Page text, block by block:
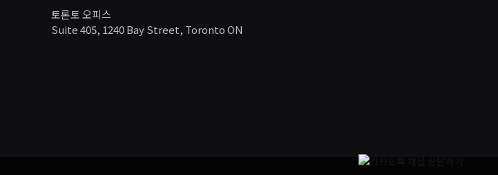
토론토 오피스
Suite 405, 1240 Bay Street, Toronto ON